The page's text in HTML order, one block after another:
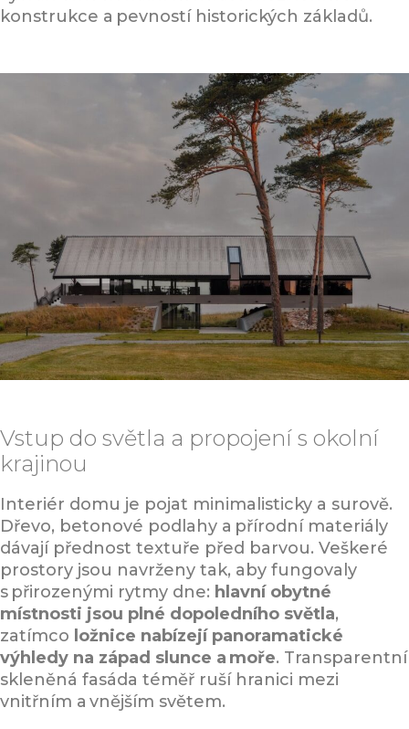
konstrukce a pevností historických základů.
Vstup do světla a propojení s okolní
krajinou
Interiér domu je pojat minimalisticky a surově.
Dřevo, betonové podlahy a přírodní materiály
dávají přednost textuře před barvou. Veškeré
prostory jsou navrženy tak, aby fungovaly
s přirozenými rytmy dne: hlavní obytné
místnosti jsou plné dopoledního světla,
zatímco ložnice nabízejí panoramatické
výhledy na západ slunce a moře. Transparentní
skleněná fasáda téměř ruší hranici mezi
vnitřním a vnějším světem.